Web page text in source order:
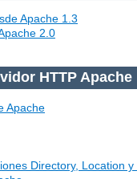
Apache 1.3
2.0
HTTP Apache
Apache
Directory, Location y